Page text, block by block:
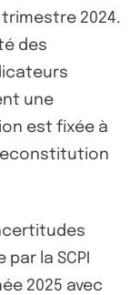
2024.
des
une
est fixée à
la SCPI
2025 avec